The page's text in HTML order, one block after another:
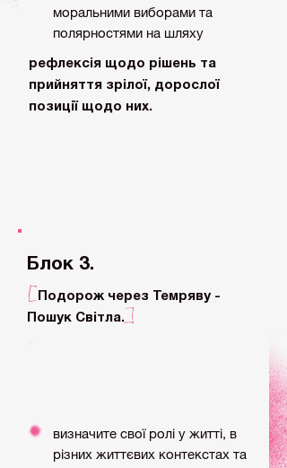
моральними виборами та
полярностями на шляху
рефлексія щодо рішень та
прийняття зрілої, дорослої
позиції щодо них.
Блок 3.
[
Подорож через Темряву -
Пошук Світла. ]
визначите свої ролі у житті, в
різних життєвих контекстах та